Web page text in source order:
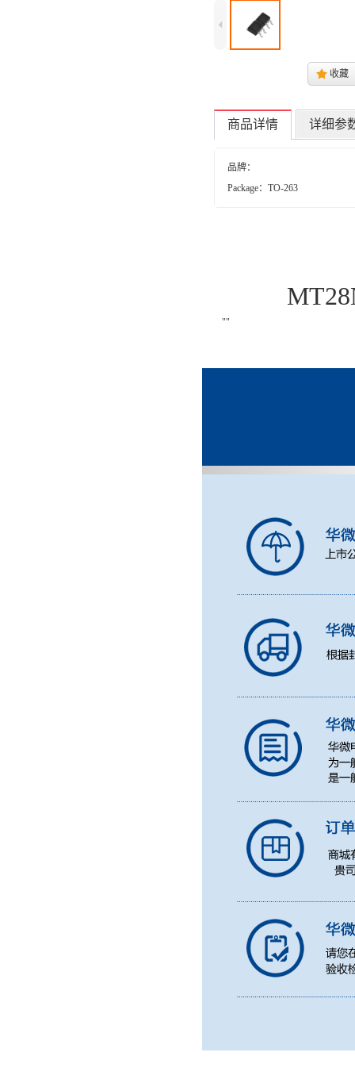
4
. 收藏
商品详情 详细参
品牌：
Package：TO-263
""